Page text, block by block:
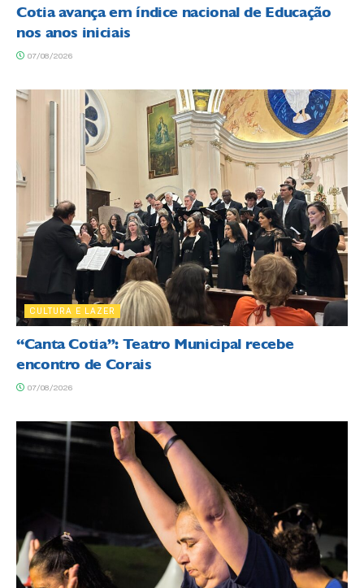
Cotia avança em índice nacional de Educação
nos anos iniciais
07/08/2026
CULTURA E LAZER
“Canta Cotia”: Teatro Municipal recebe
encontro de Corais
07/08/2026